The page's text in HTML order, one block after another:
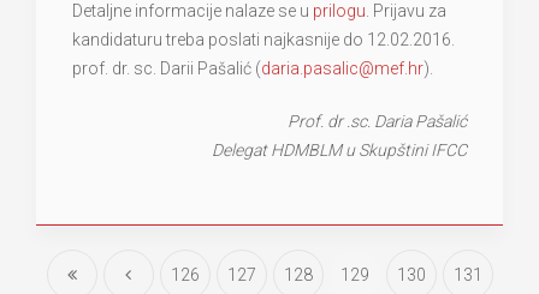
Detaljne informacije nalaze se u prilogu . Prijavu za
kandidaturu treba poslati najkasnije do 12.02.2016.
prof. dr. sc. Darii Pašalić (daria.pasalic@mef.hr).
Prof. dr .sc. Daria Pašalić
Delegat HDMBLM u Skupštini IFCC
126 127 128 129 130 131